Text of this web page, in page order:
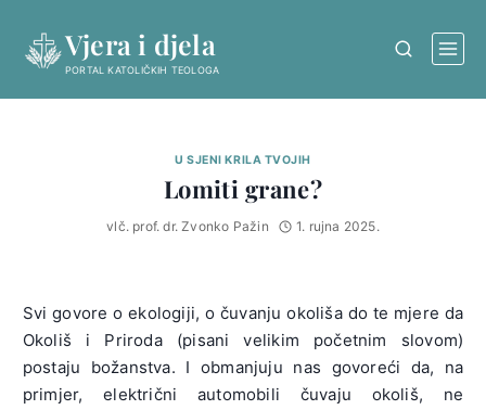
content
Vjera i djela
PORTAL KATOLIČKIH TEOLOGA
U SJENI KRILA TVOJIH
Lomiti grane?
vlč. prof. dr. Zvonko Pažin 1. rujna 2025.
Svi govore o ekologiji, o čuvanju okoliša do te mjere da
Okoliš i Priroda (pisani velikim početnim slovom)
postaju božanstva. I obmanjuju nas govoreći da, na
primjer, električni automobili čuvaju okoliš, ne